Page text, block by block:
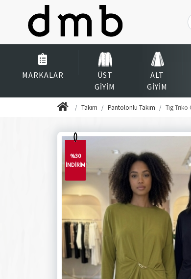
MARKALAR
ÜST
GIYIM
ALT
GIYIM
Takım Pantolonlu Takım Tıg
%30
İNDİRİM